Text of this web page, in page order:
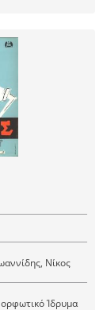
Νίκος
Ίδρυμα